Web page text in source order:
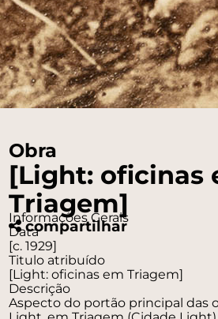
Obra
[Light: oficinas
Triagem]
compartilhar
Informações Gerais
Data
[c. 1929]
Titulo atribuído
[Light: oficinas em Triagem]
Descrição
Aspecto do portão principal das